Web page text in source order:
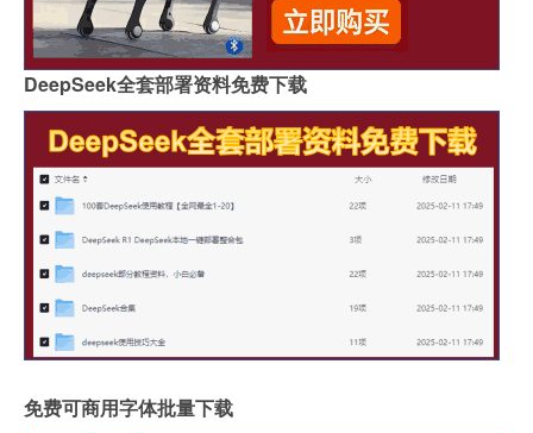
DeepSeek全套部署资料免费下载
免费可商用字体批量下载